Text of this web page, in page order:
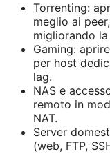
Torrenting:
meglio ai
migliorando
Gaming:
per host
lag.
NAS e
remoto in
NAT.
Server
(web, FTP,